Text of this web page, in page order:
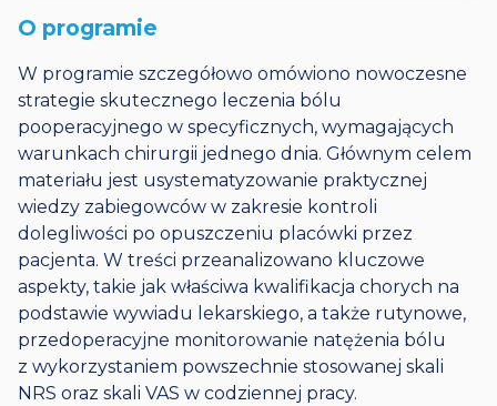
O programie
W programie szczegółowo omówiono nowoczesne
strategie skutecznego leczenia bólu
pooperacyjnego w specyficznych, wymagających
warunkach chirurgii jednego dnia. Głównym celem
materiału jest usystematyzowanie praktycznej
wiedzy zabiegowców w zakresie kontroli
dolegliwości po opuszczeniu placówki przez
pacjenta. W treści przeanalizowano kluczowe
aspekty, takie jak właściwa kwalifikacja chorych na
podstawie wywiadu lekarskiego, a także rutynowe,
przedoperacyjne monitorowanie natężenia bólu
z wykorzystaniem powszechnie stosowanej skali
NRS oraz skali VAS w codziennej pracy.